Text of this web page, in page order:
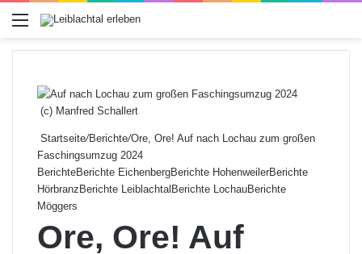
Menü
(c) Manfred Schallert
Startseite/Berichte/Ore, Ore! Auf nach Lochau zum großen
Faschingsumzug 2024
BerichteBerichte EichenbergBerichte HohenweilerBerichte
Hörbranz Berichte Leiblachtal Berichte LochauBerichte
Möggers
Ore, Ore! Auf